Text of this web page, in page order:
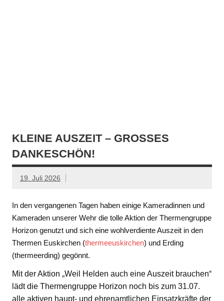
KLEINE AUSZEIT – GROSSES D
ANKESCHÖN!
19. Juli 2026
In den vergangenen Tagen haben einige Kameradinnen und
Kameraden unserer Wehr die tolle Aktion der Thermengruppe
Horizon genutzt und sich eine wohlverdiente Auszeit in den
Thermen Euskirchen (thermeeuskirchen) und Erding
(thermeerding) gegönnt.
Mit der Aktion „Weil Helden auch eine Auszeit brauchen“
lädt die Thermengruppe Horizon noch bis zum 31.07.
alle aktiven haupt- und ehrenamtlichen Einsatzkräfte der